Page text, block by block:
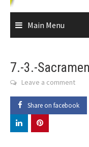
Main Menu
7.-3.-
Leave a comment
Share on facebook